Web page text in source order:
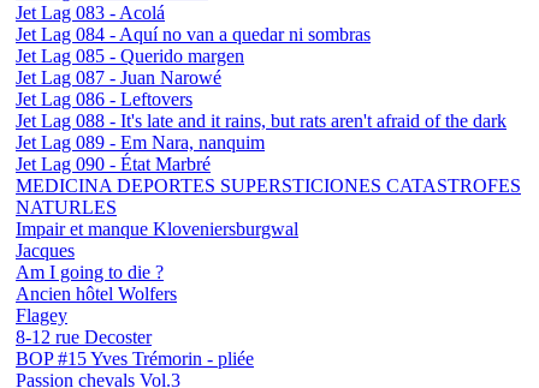
Jet Lag 083 - Acolá
Jet Lag 084 - Aquí no van a quedar ni sombras
Jet Lag 085 - Querido margen
Jet Lag 087 - Juan Narowé
Jet Lag 086 - Leftovers
Jet Lag 088 - It's late and it rains, but rats aren't afraid of the dark
Jet Lag 089 - Em Nara, nanquim
Jet Lag 090 - État Marbré
MEDICINA DEPORTES SUPERSTICIONES CATASTROFES
NATURLES
Impair et manque Kloveniersburgwal
Jacques
Am I going to die ?
Ancien hôtel Wolfers
Flagey
8-12 rue Decoster
BOP #15 Yves Trémorin - pliée
Passion chevals Vol.3